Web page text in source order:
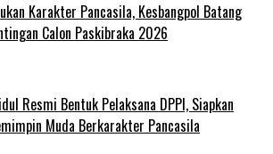
Karakter Pancasila, Kesbangpol Batang
Calon Paskibraka 2026
Resmi Bentuk Pelaksana DPPI, Siapkan
Muda Berkarakter Pancasila